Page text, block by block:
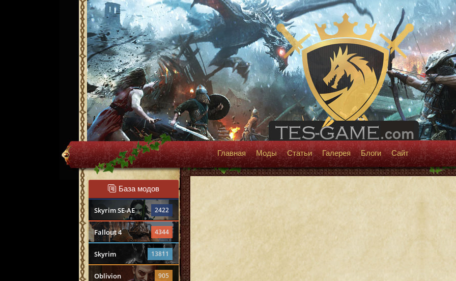
Главная Моды Статьи Галерея Блоги Сайт
База модов
Skyrim SE-AE 2422
Fallout 4 4344
Skyrim 13811
Oblivion 905